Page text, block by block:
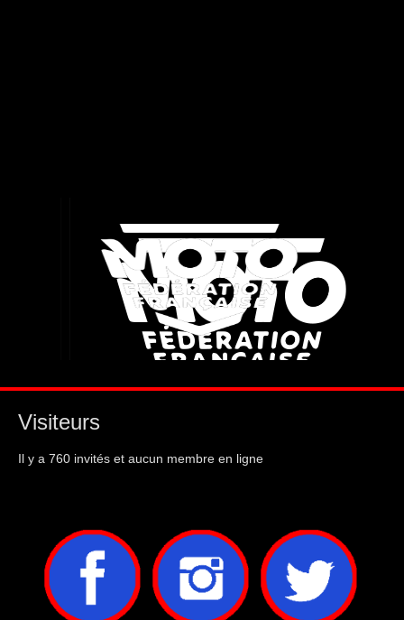
Visiteurs
Il y a 760 invités et aucun membre en ligne